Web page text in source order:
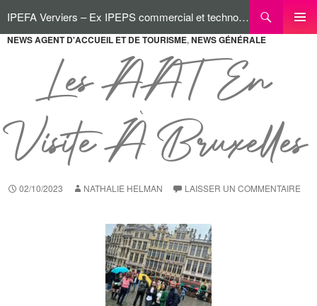
IPEFA Verviers – Ex IPEPS commercial et technologique
NEWS AGENT D'ACCUEIL ET DE TOURISME,NEWS GÉNÉRALE
Les AAT En
Visite À Bruxelles
02/10/2023 NATHALIE HELMAN LAISSER UN COMMENTAIRE